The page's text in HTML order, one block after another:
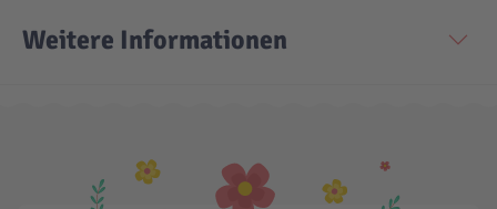
Weitere Informationen